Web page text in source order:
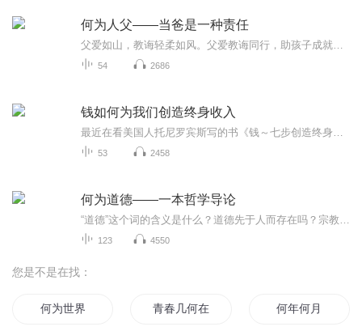
何为人父——当爸是一种责任
54 2686
钱如何为我们创造终身收入
53 2458
何为道德——一本哲学导论
123 4550
您是不是在找：
何为世界 青春几何在 何年何月